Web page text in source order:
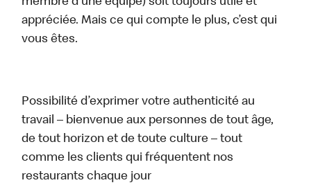
appréciée. Mais ce qui compte le plus, c’est qui
vous êtes.
Possibilité d’exprimer votre authenticité au
travail – bienvenue aux personnes de tout âge,
de tout horizon et de toute culture – tout
comme les clients qui fréquentent nos
restaurants chaque jour